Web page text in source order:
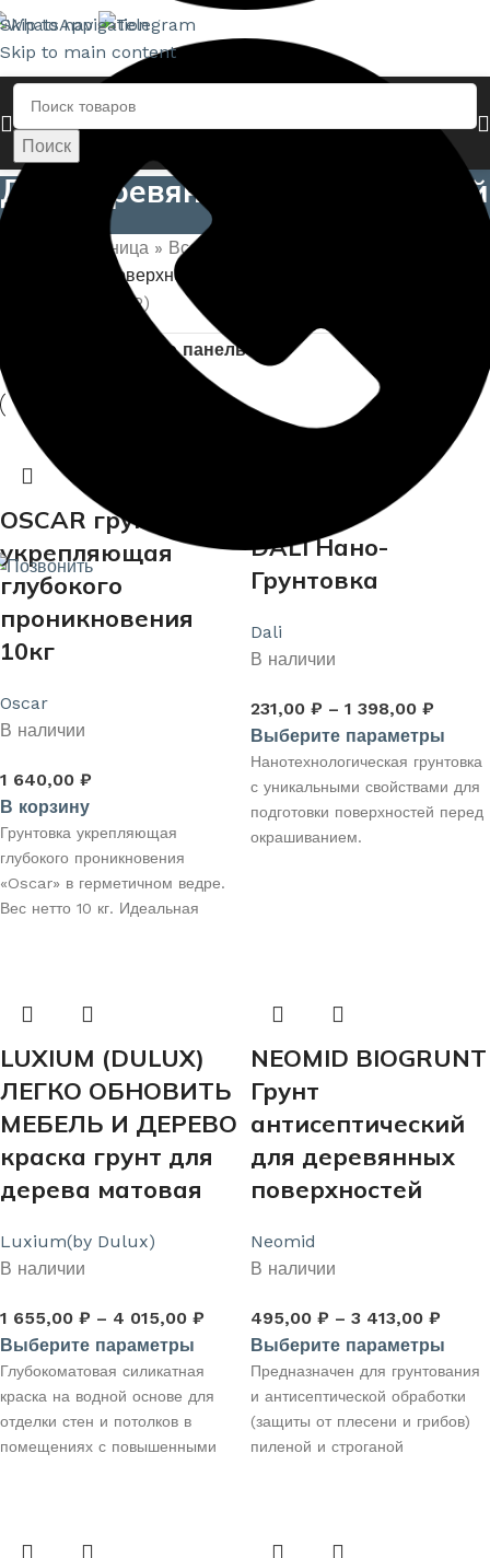
Skip to navigation
Skip to main content
Поиск
Для деревянных поверхностей
Главная страница » Все товары
деревянных поверхностей
Показаны все (12)
Показать боковую панель
OSCAR грунтовка
укрепляющая
глубокого
проникновения
10кг
Oscar
В наличии
1 640,00 ₽
В корзину
Грунтовка укрепляющая
глубокого проникновения
«Oscar» в герметичном ведре.
Вес нетто 10 кг. Идеальная
обработать до 100 кв.м.
DALI Нано-
Грунтовка
Dali
В наличии
231,00 ₽ – 1 398,00 ₽
Выберите параметры
Нанотехнологическая грунтовка
с уникальными свойствами для
подготовки поверхностей перед
окрашиванием.
LUXIUM (DULUX)
ЛЕГКО ОБНОВИТЬ
МЕБЕЛЬ И ДЕРЕВО
краска грунт для
дерева матовая
Luxium(by Dulux)
В наличии
1 655,00 ₽ – 4 015,00 ₽
Выберите параметры
Глубокоматовая силикатная
краска на водной основе для
отделки стен и потолков в
помещениях с повышенными
учреждениях, многоэтажных
NEOMID BIOGRUNT
Грунт
антисептический
для деревянных
поверхностей
Neomid
В наличии
495,00 ₽ – 3 413,00 ₽
Выберите параметры
Предназначен для грунтования
и антисептической обработки
(защиты от плесени и грибов)
пиленой и строганой
эффективных биоцидов,
Поиск